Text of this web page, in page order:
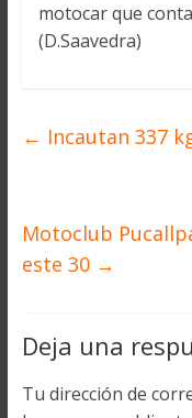
motocar que
(D.Saavedra)
← Incautan 337
Motoclub
este 30 →
Deja una
Tu dirección de